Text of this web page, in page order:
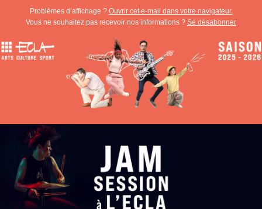
Problèmes d’affichage ? Ouvrir cet e-mail dans votre navigateur.
Vous ne souhaitez pas recevoir nos informations ? Se désabonner